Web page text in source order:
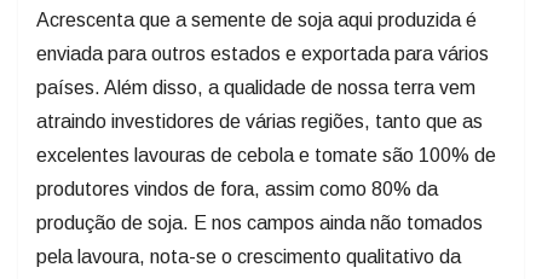
Acrescenta que a semente de soja aqui produzida é
enviada para outros estados e exportada para vários
países. Além disso, a qualidade de nossa terra vem
atraindo investidores de várias regiões, tanto que as
excelentes lavouras de cebola e tomate são 100% de
produtores vindos de fora, assim como 80% da
produção de soja. E nos campos ainda não tomados
pela lavoura, nota-se o crescimento qualitativo da